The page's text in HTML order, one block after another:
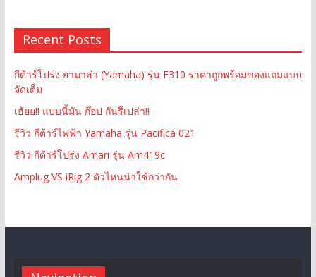
Recent Posts
กีต้าร์โปร่ง ยามาฮ่า (Yamaha) รุ่น F310 ราคาถูกพร้อมของแถมแบบ
จัดเต็ม
เฮ้ยย!! แบบนี้มัน ก๊อป กันรึเปล่า!!
รีวิว กีต้าร์ไฟฟ้า Yamaha รุ่น Pacifica 021
รีวิว กีต้าร์โปร่ง Amari รุ่น Am419c
Amplug VS iRig 2 ตัวไหนน่าใช้กว่ากัน